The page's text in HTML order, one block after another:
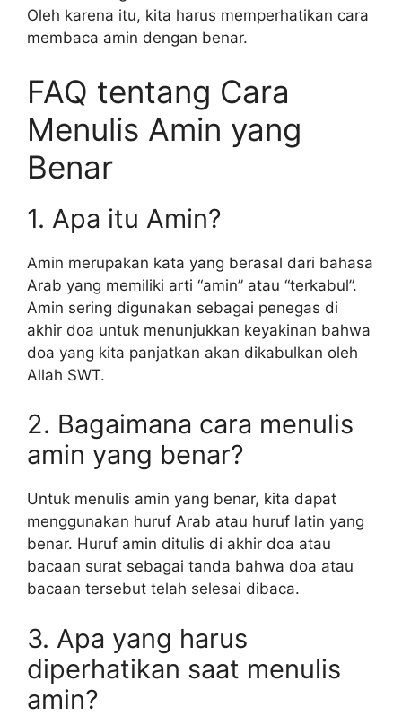
Oleh karena itu, kita harus memperhatikan cara
membaca amin dengan benar.
FAQ tentang Cara
Menulis Amin yang
Benar
1. Apa itu Amin?
Amin merupakan kata yang berasal dari bahasa
Arab yang memiliki arti “amin” atau “terkabul”.
Amin sering digunakan sebagai penegas di
akhir doa untuk menunjukkan keyakinan bahwa
doa yang kita panjatkan akan dikabulkan oleh
Allah SWT.
2. Bagaimana cara menulis
amin yang benar?
Untuk menulis amin yang benar, kita dapat
menggunakan huruf Arab atau huruf latin yang
benar. Huruf amin ditulis di akhir doa atau
bacaan surat sebagai tanda bahwa doa atau
bacaan tersebut telah selesai dibaca.
3. Apa yang harus
diperhatikan saat menulis
amin?